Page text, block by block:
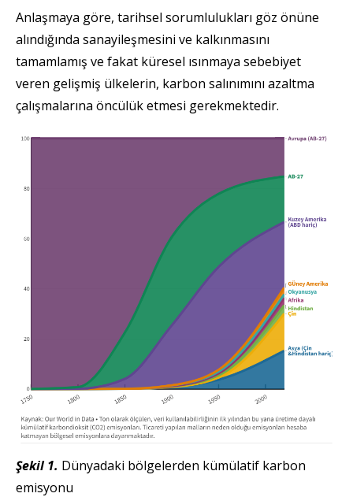
Anlaşmaya göre, tarihsel sorumlulukları göz önüne
alındığında sanayileşmesini ve kalkınmasını
tamamlamış ve fakat küresel ısınmaya sebebiyet
veren gelişmiş ülkelerin, karbon salınımını azaltma
çalışmalarına öncülük etmesi gerekmektedir.
Şekil 1. Dünyadaki bölgelerden kümülatif karbon
emisyonu